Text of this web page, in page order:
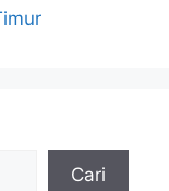
Cari